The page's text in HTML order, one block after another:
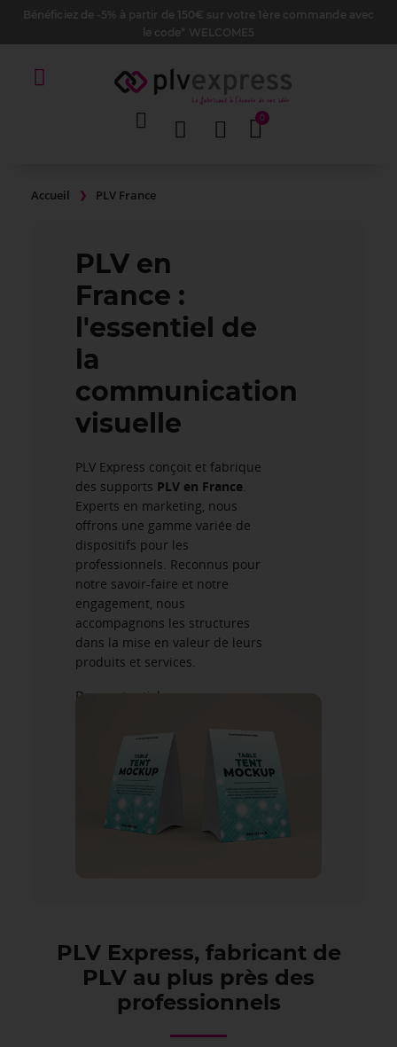
Bénéficiez de -5% à partir de 150€ sur votre 1ère commande avec
le code* WELCOME5
Accueil PLV France
PLV en
France :
l'essentiel de
la
communication
visuelle
PLV Express conçoit et fabrique
des supports PLV en France.
Experts en marketing, nous
offrons une gamme variée de
dispositifs pour les
professionnels. Reconnus pour
notre savoir-faire et notre
engagement, nous
accompagnons les structures
dans la mise en valeur de leurs
produits et services.
Dans cet article, nous
leur rôle clé pour booster votre
communication.
PLV Express, fabricant de
PLV au plus près des
professionnels